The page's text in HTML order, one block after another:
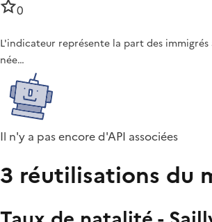
0
L'indicateur représente la part des
née…
Il n'y a pas encore d'API associées
3 réutilisations du